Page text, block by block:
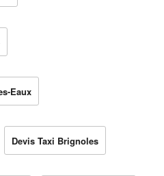
Eaux
Devis Taxi Brignoles